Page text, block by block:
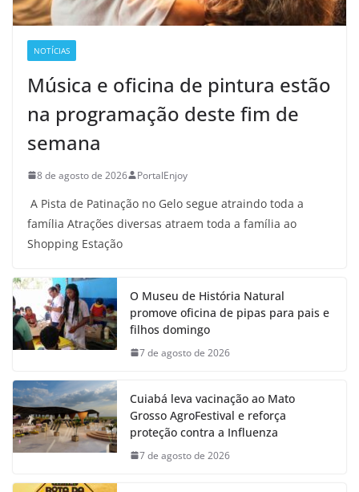
NOTÍCIAS
Música e oficina de pintura estão
na programação deste fim de
semana
8 de agosto de 2026 PortalEnjoy
A Pista de Patinação no Gelo segue atraindo toda a
família Atrações diversas atraem toda a família ao
Shopping Estação
O Museu de História Natural
promove oficina de pipas para pais e
filhos domingo
7 de agosto de 2026
Cuiabá leva vacinação ao Mato
Grosso AgroFestival e reforça
proteção contra a Influenza
7 de agosto de 2026